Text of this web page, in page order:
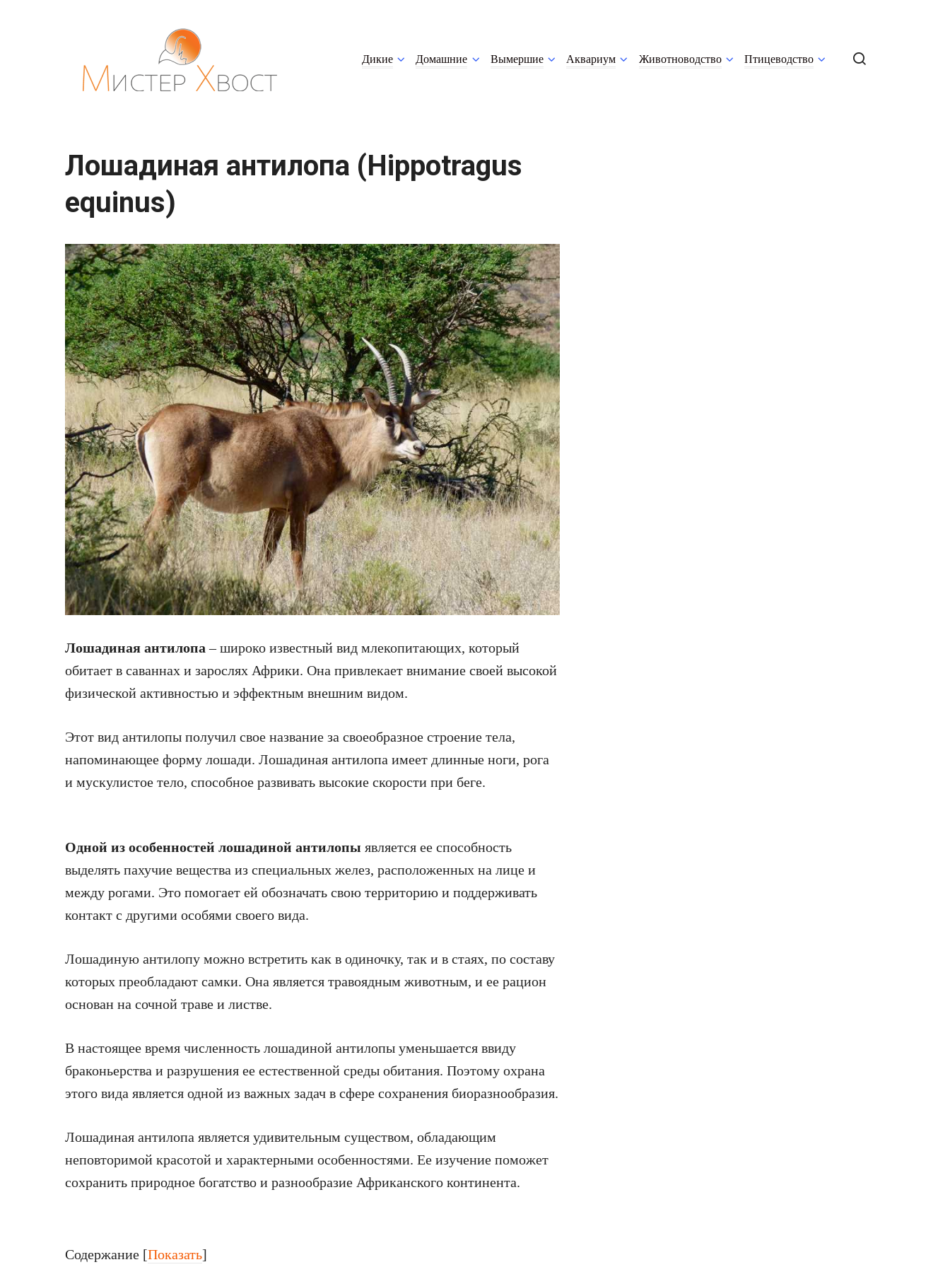
Дикие Домашние Вымершие Аквариум Животноводство Птицеводство
Лошадиная антилопа (Hippotragus
equinus)
Лошадиная антилопа – широко известный вид млекопитающих, который
обитает в саваннах и зарослях Африки. Она привлекает внимание своей высокой
физической активностью и эффектным внешним видом.
Этот вид антилопы получил свое название за своеобразное строение тела,
напоминающее форму лошади. Лошадиная антилопа имеет длинные ноги, рога
и мускулистое тело, способное развивать высокие скорости при беге.
Одной из особенностей лошадиной антилопы является ее способность
выделять пахучие вещества из специальных желез, расположенных на лице и
между рогами. Это помогает ей обозначать свою территорию и поддерживать
контакт с другими особями своего вида.
Лошадиную антилопу можно встретить как в одиночку, так и в стаях, по составу
которых преобладают самки. Она является травоядным животным, и ее рацион
основан на сочной траве и листве.
В настоящее время численность лошадиной антилопы уменьшается ввиду
браконьерства и разрушения ее естественной среды обитания. Поэтому охрана
этого вида является одной из важных задач в сфере сохранения биоразнообразия.
Лошадиная антилопа является удивительным существом, обладающим
неповторимой красотой и характерными особенностями. Ее изучение поможет
сохранить природное богатство и разнообразие Африканского континента.
Содержание [Показать]